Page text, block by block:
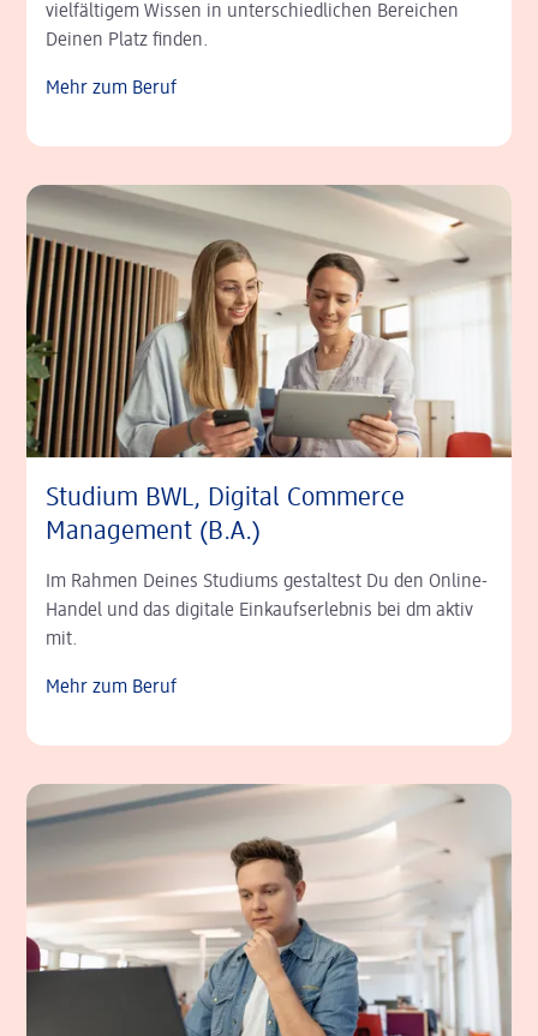
vielfältigem Wissen in unter­schiedlichen Bereichen
Deinen Platz finden.
Mehr zum Beruf
Studium BWL, Digital Commerce
Management (B.A.)
Im Rahmen Deines Studiums gestaltest Du den Online-
Handel und das digitale Einkaufserlebnis bei dm aktiv
mit.
Mehr zum Beruf